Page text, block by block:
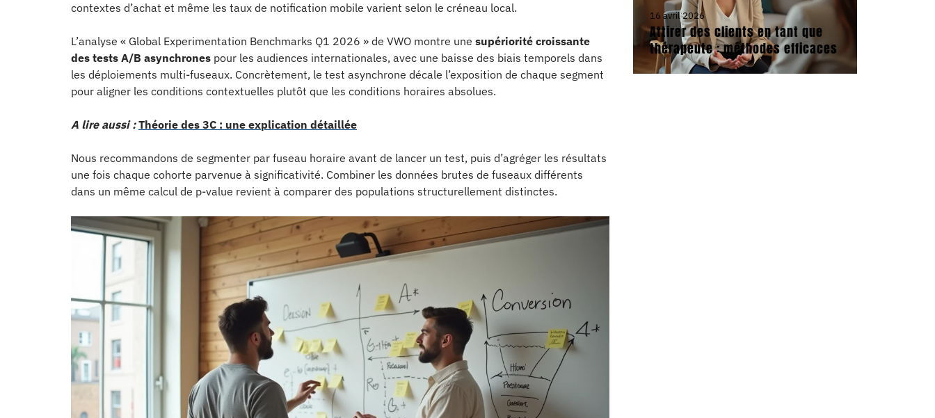
contextes d’achat et même les taux de notification mobile varient selon le créneau local.
L’analyse « Global Experimentation Benchmarks Q1 2026 » de VWO montre une supériorité croissante
des tests A/B asynchrones pour les audiences internationales, avec une baisse des biais temporels dans
les déploiements multi-fuseaux. Concrètement, le test asynchrone décale l’exposition de chaque segment
pour aligner les conditions contextuelles plutôt que les conditions horaires absolues.
A lire aussi : Théorie des 3C : une explication détaillée
Nous recommandons de segmenter par fuseau horaire avant de lancer un test, puis d’agréger les résultats
une fois chaque cohorte parvenue à significativité. Combiner les données brutes de fuseaux différents
dans un même calcul de p-value revient à comparer des populations structurellement distinctes.
16 avril 2026
Attirer des clients en tant que
thérapeute : méthodes efficaces